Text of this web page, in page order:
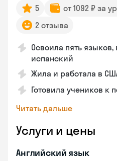
5 от 1092 ₽ за
2 отзыва
Освоила пять
испанский
Жила и работала в
Готовила учеников к
Читать дальше
Услуги и цены
Английский язык